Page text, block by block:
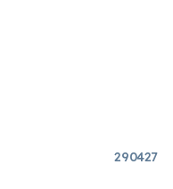
290427